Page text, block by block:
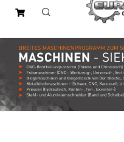
STARTSEITE
MASCHINEN
ERSATZTEILE